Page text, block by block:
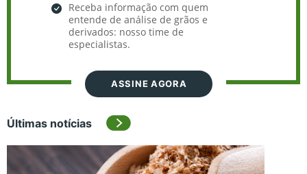
Receba informação com quem
entende de análise de grãos e
derivados: nosso time de
especialistas.
ASSINE AGORA
Últimas notícias